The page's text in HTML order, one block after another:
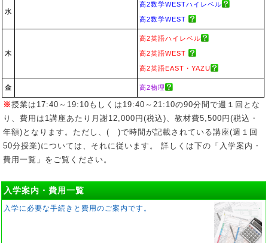
水
高2数学WESTハイレベル
高2数学WEST
木
高2英語ハイレベル
高2英語WEST
高2英語EAST・YAZU
金 高2物理
※授業は17:40～19:10もしくは19:40～21:10の90分間で週１回とな
り、費用は1講座あたり月謝12,000 円(税込)、教材費5,500 円(税込・
年額)となります。ただし、( )で時間が記載されている講座(週１回
50分授業)については、それに従います。 詳しくは下の「入学案内・
費用一覧」をご覧ください。
入学案内・費用一覧
入学に必要な手続きと費用のご案内です。